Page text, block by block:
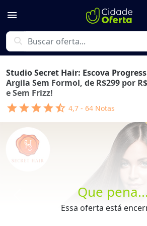
menu
search
Que pena...
Essa oferta está
Studio Secret Hair: Escova
Argila Sem Formol, de R$299 por
e Sem Frizz!
starstarstarstarstar_half 4,7 - 64 Notas